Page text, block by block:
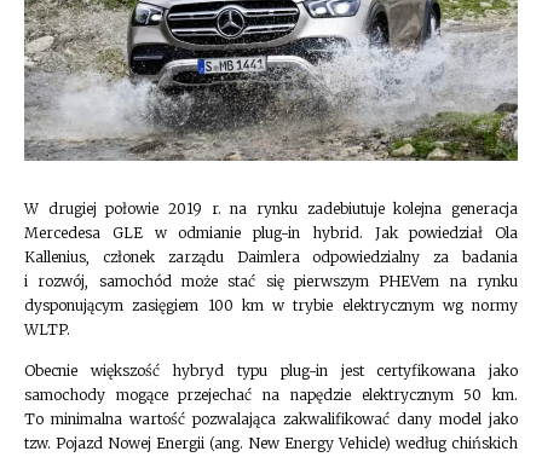
W drugiej połowie 2019 r. na rynku zadebiutuje kolejna generacja
Mercedesa GLE w odmianie plug-in hybrid. Jak powiedział Ola
Kallenius, członek zarządu Daimlera odpowiedzialny za badania
i rozwój, samochód może stać się pierwszym PHEVem na rynku
dysponującym zasięgiem 100 km w trybie elektrycznym wg normy
WLTP.
Obecnie większość hybryd typu plug-in jest certyfikowana jako
samochody mogące przejechać na napędzie elektrycznym 50 km.
To minimalna wartość pozwalająca zakwalifikować dany model jako
tzw. Pojazd Nowej Energii (ang. New Energy Vehicle) według chińskich